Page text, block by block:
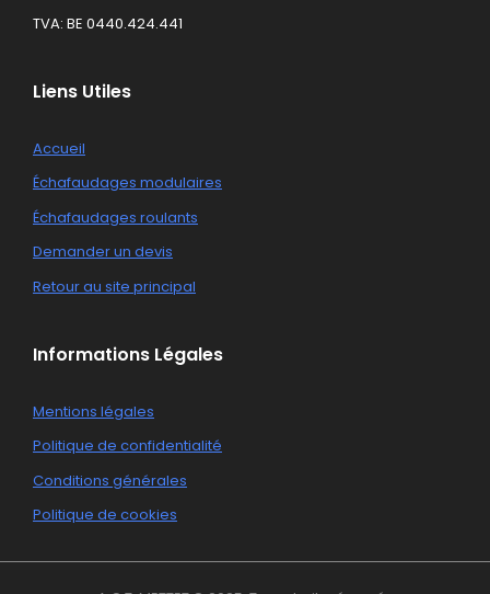
TVA: BE 0440.424.441
Liens Utiles
Accueil
Échafaudages modulaires
Échafaudages roulants
Demander un devis
Retour au site principal
Informations Légales
Mentions légales
Politique de confidentialité
Conditions générales
Politique de cookies